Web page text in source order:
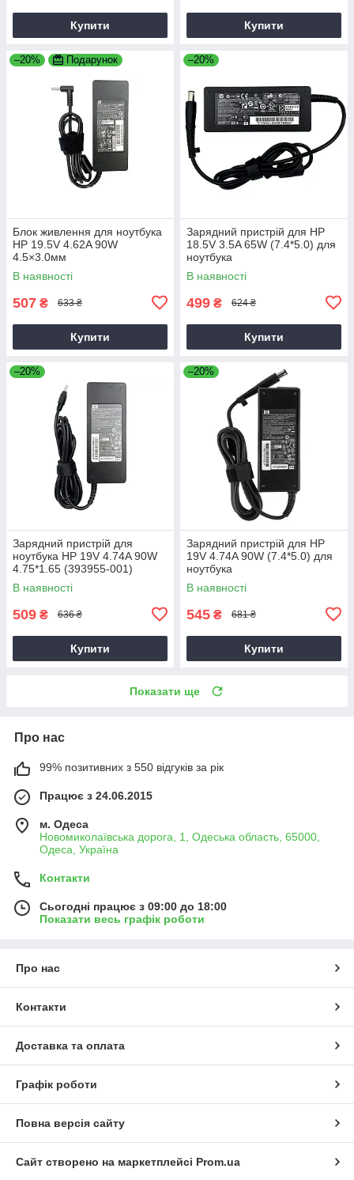
Купити Купити
–20% Подарунок
Блок живлення для ноутбука
HP 19.5V 4.62A 90W
4.5×3.0мм
В наявності
507 ₴ 633 ₴
Купити
–20%
Зарядний пристрій для HP
18.5V 3.5A 65W (7.4*5.0) для
ноутбука
В наявності
499 ₴ 624 ₴
Купити
–20%
Зарядний пристрій для
ноутбука HP 19V 4.74A 90W
4.75*1.65 (393955-001)
В наявності
509 ₴ 636 ₴
Купити
–20%
Зарядний пристрій для HP
19V 4.74A 90W (7.4*5.0) для
ноутбука
В наявності
545 ₴ 681 ₴
Купити
Показати ще
Про нас
99% позитивних з 550 відгуків за рік
Працює з 24.06.2015
м. Одеса
Новомиколаївська дорога, 1, Одеська область, 65000,
Одеса, Україна
Контакти
Сьогодні працює з 09:00 до 18:00
Показати весь графік роботи
Про нас
Контакти
Доставка та оплата
Графік роботи
Повна версія сайту
Сайт створено на маркетплейсі Prom.ua